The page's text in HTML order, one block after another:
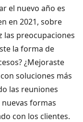
el nuevo año es
en 2021, sobre
las preocupaciones
la forma de
¿Mejoraste
soluciones más
las reuniones
formas
con los clientes.